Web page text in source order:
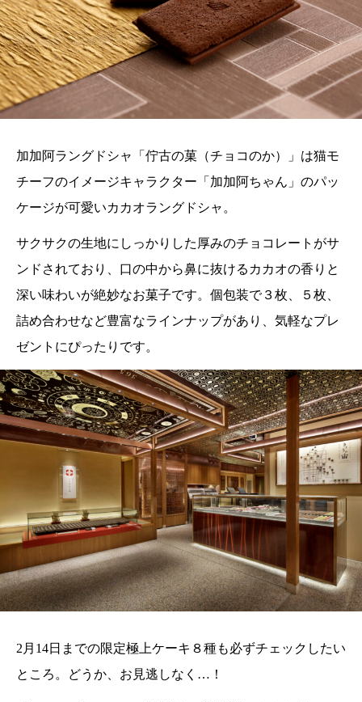
加加阿ラングドシャ「佇古の菓（チョコのか）」は猫モ
チーフのイメージキャラクター「加加阿ちゃん」のパッ
ケージが可愛いカカオラングドシャ。
サクサクの生地にしっかりした厚みのチョコレートがサ
ンドされており、口の中から鼻に抜けるカカオの香りと
深い味わいが絶妙なお菓子です。個包装で３枚、５枚、
詰め合わせなど豊富なラインナップがあり、気軽なプレ
ゼントにぴったりです。
2月14日までの限定極上ケーキ８種も必ずチェックしたい
ところ。どうか、お見逃しなく…！